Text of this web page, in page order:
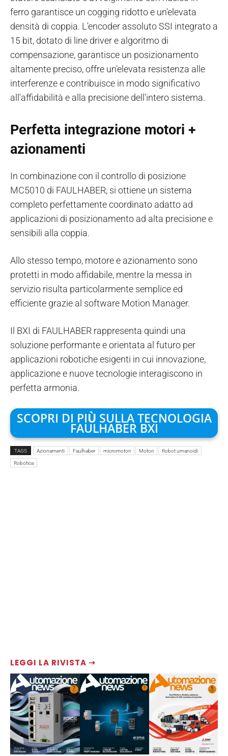
LEGGI LA RIVISTA ⇢
ferro garantisce un cogging ridotto e un'elevata
densità di coppia. L'encoder assoluto SSI integrato a
15 bit, dotato di line driver e algoritmo di
compensazione, garantisce un posizionamento
altamente preciso, offre un'elevata resistenza alle
interferenze e contribuisce in modo significativo
all'affidabilità e alla precisione dell'intero sistema.
Perfetta integrazione motori +
azionamenti
In combinazione con il controllo di posizione
MC5010 di FAULHABER, si ottiene un sistema
completo perfettamente coordinato adatto ad
applicazioni di posizionamento ad alta precisione e
sensibili alla coppia.
Allo stesso tempo, motore e azionamento sono
protetti in modo affidabile, mentre la messa in
servizio risulta particolarmente semplice ed
efficiente grazie al software Motion Manager.
Il BXI di FAULHABER rappresenta quindi una
soluzione performante e orientata al futuro per
applicazioni robotiche esigenti in cui innovazione,
applicazione e nuove tecnologie interagiscono in
perfetta armonia.
SCOPRI DI PIÙ SULLA TECNOLOGIA
FAULHABER BXI
TAGS Azionamenti Faulhaber micromotori Motori Robot umanoidi
Robotica